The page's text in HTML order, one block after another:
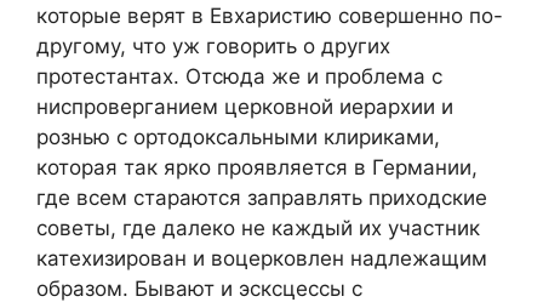
которые верят в Евхаристию совершенно по-
другому, что уж говорить о других
протестантах. Отсюда же и проблема с
ниспроверганием церковной иерархии и
рознью с ортодоксальными клириками,
которая так ярко проявляется в Германии,
где всем стараются заправлять приходские
советы, где далеко не каждый их участник
катехизирован и воцерковлен надлежащим
образом. Бывают и эсксцессы с